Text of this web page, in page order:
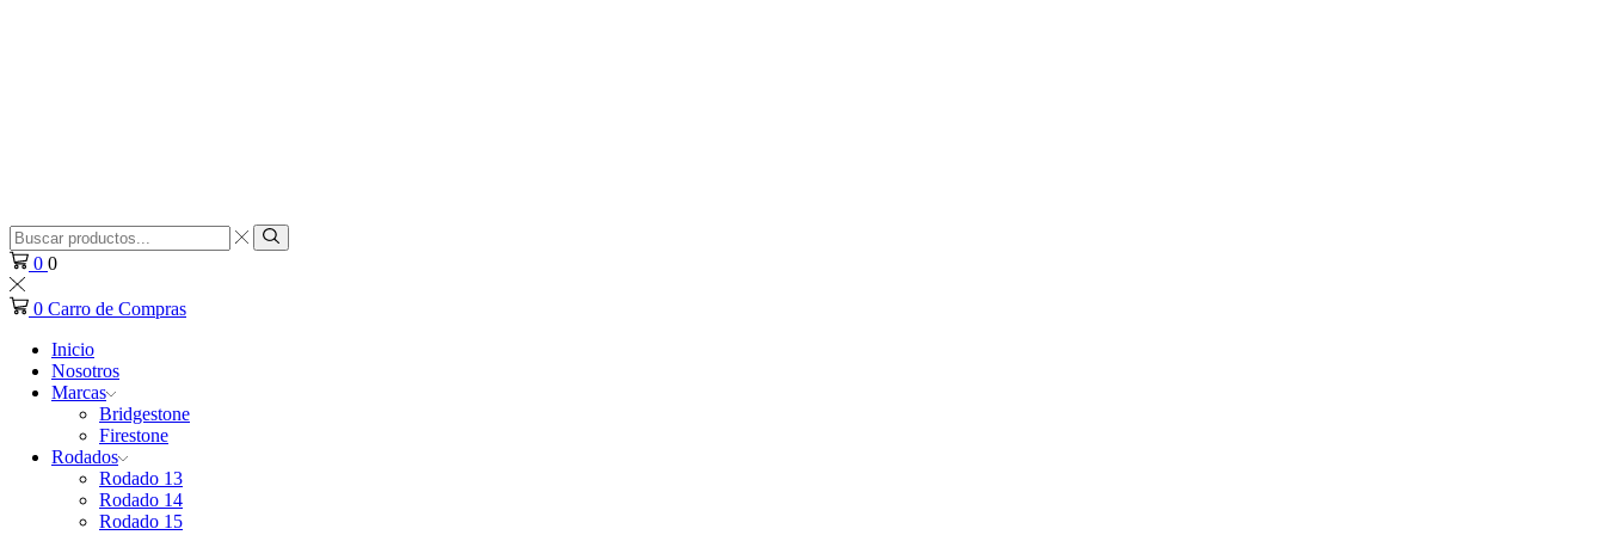
Search
input
Search
0 0
0 Carro de Compras
Inicio
Nosotros
Marcas
Bridgestone
Firestone
Rodados
Rodado 13
Rodado 14
Rodado 15